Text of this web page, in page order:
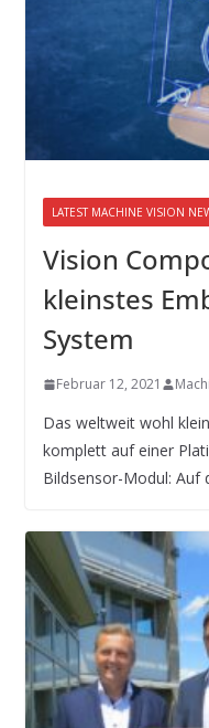
LATEST MACHINE VISION
Vision
kleinstes
System
Februar 12, 2021
Das weltweit wohl
komplett auf einer
Bildsensor-Modul: Auf